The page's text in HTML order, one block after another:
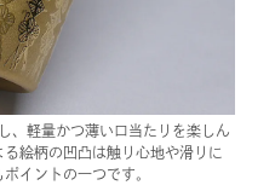
、軽量かつ薄い口当たりを楽しん
絵柄の凹凸は触り心地や滑りに
イントの一つです。